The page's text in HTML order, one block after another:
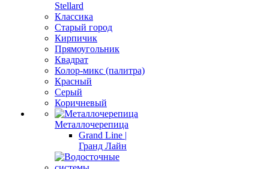
Stellard
Классика
Старый город
Кирпичик
Прямоугольник
Квадрат
Колор-микс (палитра)
Красный
Серый
Коричневый
Металлочерепица
Grand Line |
Гранд Лайн